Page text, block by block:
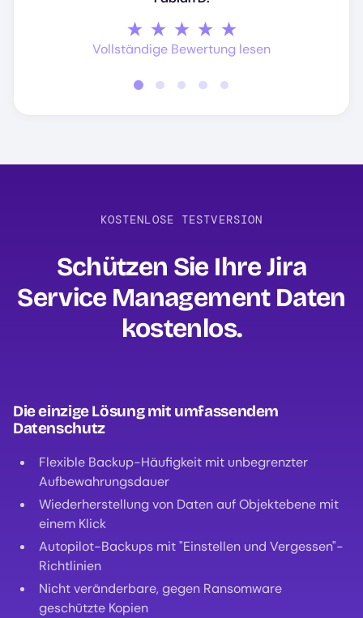
Vollständige Bewertung lesen
KOSTENLOSE TESTVERSION
Schützen Sie Ihre Jira
Service Management Daten
kostenlos‍.
Die einzige Lösung mit umfassendem
Datenschutz
Flexible Backup-Häufigkeit mit unbegrenzter
Aufbewahrungsdauer
Wiederherstellung von Daten auf Objektebene mit
einem Klick
Autopilot-Backups mit "Einstellen und Vergessen"-
Richtlinien
Nicht veränderbare, gegen Ransomware
geschützte Kopien